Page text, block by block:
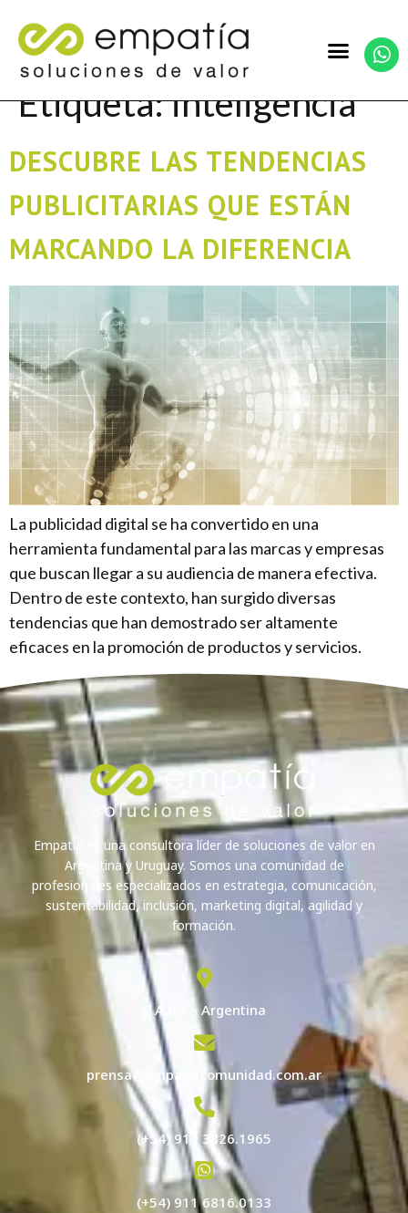
Etiqueta:inteligencia
DESCUBRE LAS TENDENCIAS
PUBLICITARIAS QUE ESTÁN
MARCANDO LA DIFERENCIA
La publicidad digital se ha convertido en una
herramienta fundamental para las marcas y empresas
que buscan llegar a su audiencia de manera efectiva.
Dentro de este contexto, han surgido diversas
tendencias que han demostrado ser altamente
eficaces en la promoción de productos y servicios.
Empatía es una consultora líder de soluciones de valor en
Argentina y Uruguay. Somos una comunidad de
profesionales especializados en estrategia, comunicación,
sustentabilidad, inclusión, marketing digital, agilidad y
formación.
C.A.B.A - Argentina
prensa@empatiacomunidad.com.ar
(+54) 911 3826.1965
(+54) 911 6816.0133